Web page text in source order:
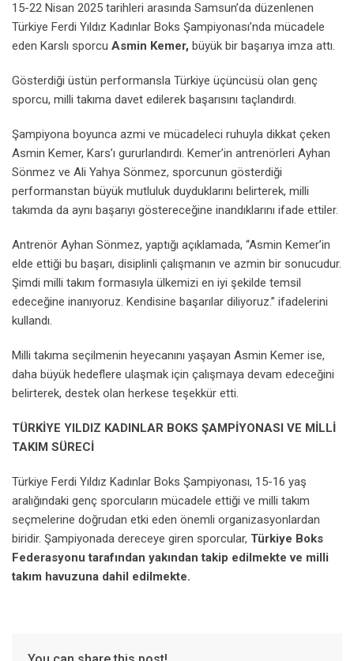
15-22 Nisan 2025 tarihleri arasında Samsun’da düzenlenen
Türkiye Ferdi Yıldız Kadınlar Boks Şampiyonası’nda mücadele
eden Karslı sporcu Asmin Kemer, büyük bir başarıya imza attı.
Gösterdiği üstün performansla Türkiye üçüncüsü olan genç
sporcu, milli takıma davet edilerek başarısını taçlandırdı.
Şampiyona boyunca azmi ve mücadeleci ruhuyla dikkat çeken
Asmin Kemer, Kars’ı gururlandırdı. Kemer’in antrenörleri Ayhan
Sönmez ve Ali Yahya Sönmez, sporcunun gösterdiği
performanstan büyük mutluluk duyduklarını belirterek, milli
takımda da aynı başarıyı göstereceğine inandıklarını ifade ettiler.
Antrenör Ayhan Sönmez, yaptığı açıklamada, “Asmin Kemer’in
elde ettiği bu başarı, disiplinli çalışmanın ve azmin bir sonucudur.
Şimdi milli takım formasıyla ülkemizi en iyi şekilde temsil
edeceğine inanıyoruz. Kendisine başarılar diliyoruz.” ifadelerini
kullandı.
Milli takıma seçilmenin heyecanını yaşayan Asmin Kemer ise,
daha büyük hedeflere ulaşmak için çalışmaya devam edeceğini
belirterek, destek olan herkese teşekkür etti.
TÜRKİYE YILDIZ KADINLAR BOKS ŞAMPİYONASI VE MİLLİ
TAKIM SÜRECİ
Türkiye Ferdi Yıldız Kadınlar Boks Şampiyonası, 15-16 yaş
aralığındaki genç sporcuların mücadele ettiği ve milli takım
seçmelerine doğrudan etki eden önemli organizasyonlardan
biridir. Şampiyonada dereceye giren sporcular, Türkiye Boks
Federasyonu tarafından yakından takip edilmekte ve milli
takım havuzuna dahil edilmekte.